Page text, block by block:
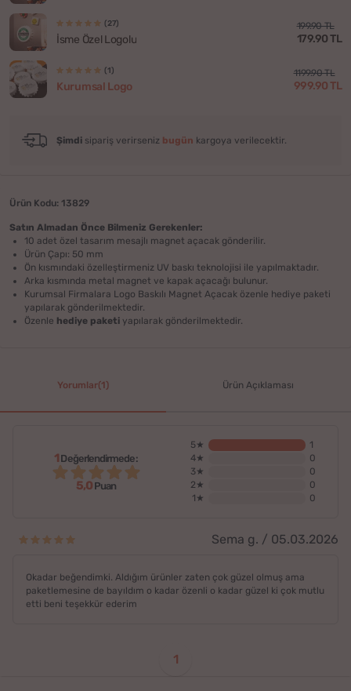
(27)
İsme Özel Logolu
199.90 TL
179.90 TL
(1)
Kurumsal Logo
1199.90 TL
999.90 TL
Şimdi sipariş verirseniz bugün kargoya verilecektir.
Ürün Kodu: 13829
Satın Almadan Önce Bilmeniz Gerekenler:
10 adet özel tasarım mesajlı magnet açacak gönderilir.
Ürün Çapı: 50 mm
Ön kısmındaki özelleştirmeniz UV baskı teknolojisi ile yapılmaktadır.
Arka kısmında metal magnet ve kapak açacağı bulunur.
Kurumsal Firmalara Logo Baskılı Magnet Açacak özenle hediye paketi
yapılarak gönderilmektedir.
Özenle hediye paketi yapılarak gönderilmektedir.
Yorumlar(1) Ürün Açıklaması
1 Değerlendirmede:
5,0Puan
5★
1
4★
0
3★
0
2★
0
1★
0
Sema g. / 05.03.2026
Okadar beğendimki. Aldığım ürünler zaten çok güzel olmuş ama
paketlemesine de bayıldım o kadar özenli o kadar güzel ki çok mutlu
etti beni teşekkür ederim
1